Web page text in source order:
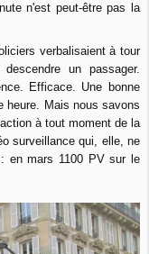
n'est peut-être pas la
verbalisaient à tour
un passager.
Efficace. Une bonne
heure. Mais nous savons
à tout moment de la
surveillance qui, elle, ne
en mars 1100 PV sur le